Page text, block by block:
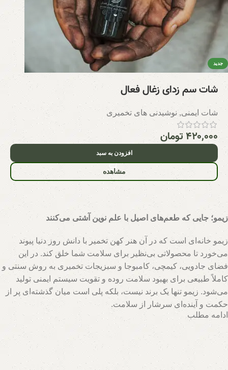
جدید
شات سم زدای زغال فعال
شات ایمنی,نوشیدنی های تخمیری
۴۲۰,۰۰۰تومان
افزودن به سبد
مشاهده
زیمو؛ جایی که طعم‌های اصیل با علم نوین آشتی می‌کنند
زیمو خانه‌ای است که در آن هنر کهن تخمیر با دانش روز دنیا پیوند
می‌خورد تا محصولاتی بی‌نظیر برای سلامت شما خلق کند. در این
فضای جادویی، کیمچی، کامبوجا و سبزیجات تخمیری به روش سنتی و
کاملاً طبیعی برای بهبود سلامت روده و تقویت سیستم ایمنی تولید
می‌شود. زیمو تنها یک برند نیست، بلکه پلی است میان گذشته‌ای پر از
حکمت و آینده‌ای سرشار از سلامت.
تیم متخصصان زیمو با بهره‌گیری از روش‌های نوین و حفظ اصالت
فرآیندهای تخمیر، محصولاتی با بالاترین سطح خواص تغذیه‌ای تولید
می‌کند. اینجا جایی است که هر قطره سرکه سیب، هر برگ سبزی
تخمیری و هر جرعه نوشیدنی پروبیوتیک، داستانی از عشق به طبیعت و
ادامه مطلب